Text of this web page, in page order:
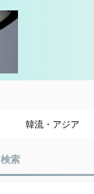
韓流・アジア
検索